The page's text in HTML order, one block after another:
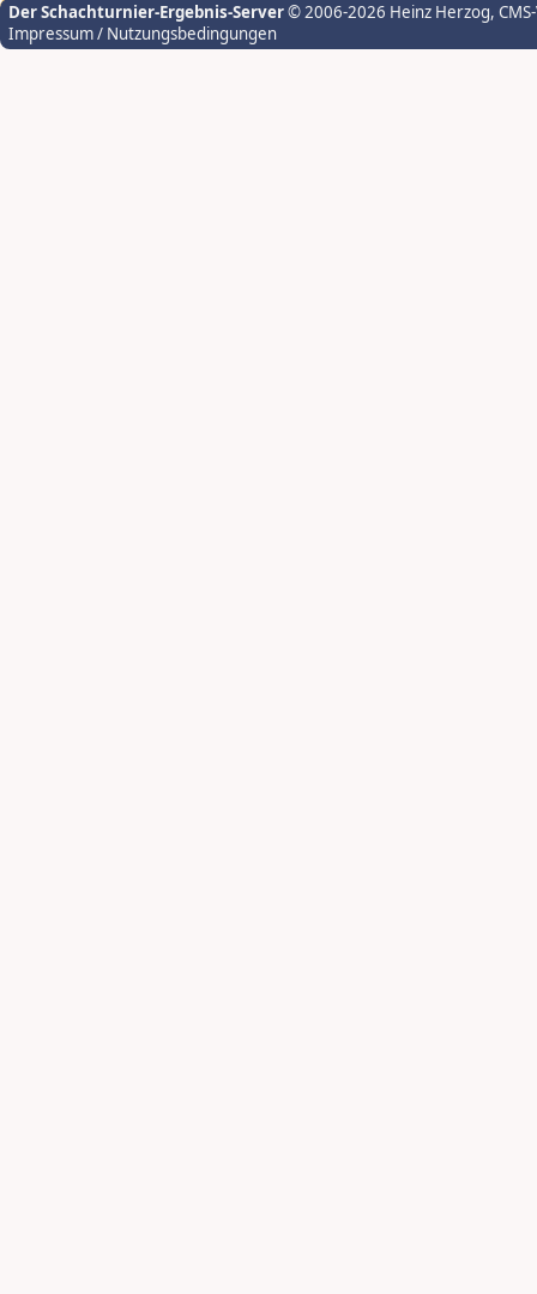
Der Schachturnier-Ergebnis-Server© 2006-2026 Heinz Herzog,
Impressum / Nutzungsbedingungen